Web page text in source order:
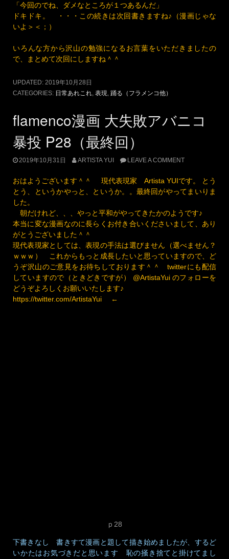
「今回のでね、ダメなところが１つあるんだ」
ドキドキ。 ・・・この続きは次回書きますね♪（漫画じゃな
いよ＞＜；）
いろんな方から沢山の勉強になるお言葉をいただきましたの
で、まとめて次回にしますね＾＾
UPDATED: 2019年10月28日
CATEGORIES: 日常あれこれ 表現 踊る（フラメンコ他）
flamenco漫画 大失敗アバニコ
暴投 P28（最終回）
2019年10月31日 ARTISTA YUI LEAVE A COMMENT
おはようございます＾＾ 現代表現家 Artista YUIです。 とう
とう、というかやっと、というか。。最終回がやってまいりま
した。
朝だけれど、、、やっと平和がやってきたかのようです♪
本当に変な漫画なのに長らくお付き合いくださいまして、あり
がとうございました＾＾
現代表現家としては、表現の手法は選びません（選べません？
ｗｗｗ） これからもっと成長したいと思っていますので、ど
うぞ沢山のご意見をお待ちしております＾＾ twitterにも配信
していますので（ときどきですが） @ArtistaYui のフォローを
どうぞよろしくお願いいたします♪
https://twitter.com/ArtistaYui ←